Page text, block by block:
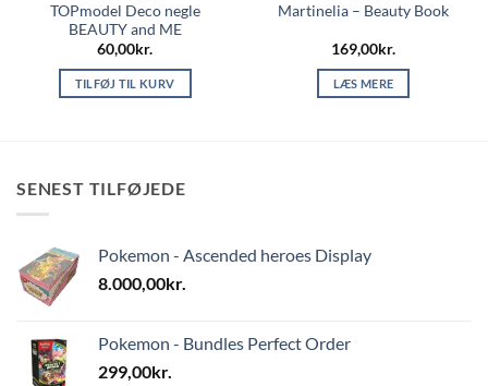
TOPmodel Deco negle
BEAUTY and ME
60,00kr.
TILFØJ TIL KURV
Martinelia – Beauty Book
169,00kr.
LÆS MERE
SENEST TILFØJEDE
Pokemon - Ascended heroes Display
8.000,00kr.
Pokemon - Bundles Perfect Order
299,00kr.